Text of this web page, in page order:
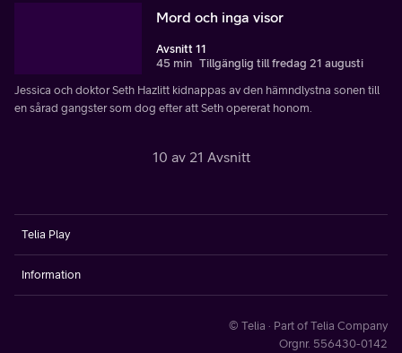
Mord och inga visor
Avsnitt 11
45 min Tillgänglig till fredag 21 augusti
Jessica och doktor Seth Hazlitt kidnappas av den hämndlystna sonen till
en sårad gangster som dog efter att Seth opererat honom.
10 av 21 Avsnitt
Telia Play
Information
© Telia · Part of Telia Company
Orgnr. 556430-0142